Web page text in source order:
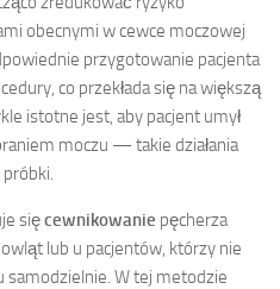
obecnymi w cewce moczowej
przygotowanie pacjenta
co przekłada się na większą
istotne jest, aby pacjent umył
moczu — takie działania
sięcewnikowanie pęcherza
lub u pacjentów, którzy nie
samodzielnie. W tej metodzie